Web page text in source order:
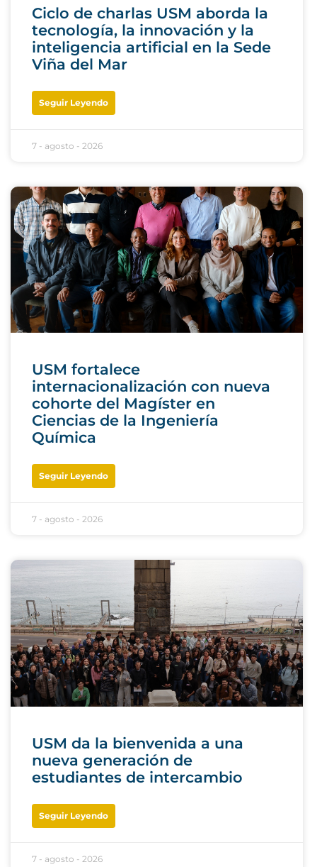
Ciclo de charlas USM aborda la
tecnología, la innovación y la
inteligencia artificial en la Sede
Viña del Mar
Seguir Leyendo
7 - agosto - 2026
USM fortalece
internacionalización con nueva
cohorte del Magíster en
Ciencias de la Ingeniería
Química
Seguir Leyendo
7 - agosto - 2026
USM da la bienvenida a una
nueva generación de
estudiantes de intercambio
Seguir Leyendo
7 - agosto - 2026